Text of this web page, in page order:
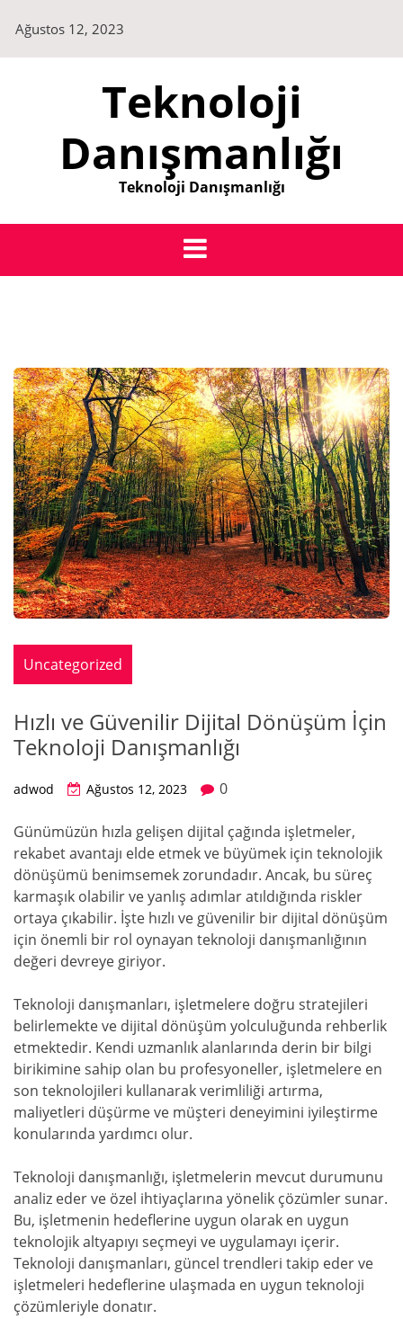
content
Ağustos 12, 2023
Teknoloji
Danışmanlığı
Teknoloji Danışmanlığı
Uncategorized
Hızlı ve Güvenilir Dijital Dönüşüm İçin
Teknoloji Danışmanlığı
adwod Ağustos 12, 2023 0
Günümüzün hızla gelişen dijital çağında işletmeler,
rekabet avantajı elde etmek ve büyümek için teknolojik
dönüşümü benimsemek zorundadır. Ancak, bu süreç
karmaşık olabilir ve yanlış adımlar atıldığında riskler
ortaya çıkabilir. İşte hızlı ve güvenilir bir dijital dönüşüm
için önemli bir rol oynayan teknoloji danışmanlığının
değeri devreye giriyor.
Teknoloji danışmanları, işletmelere doğru stratejileri
belirlemekte ve dijital dönüşüm yolculuğunda rehberlik
etmektedir. Kendi uzmanlık alanlarında derin bir bilgi
birikimine sahip olan bu profesyoneller, işletmelere en
son teknolojileri kullanarak verimliliği artırma,
maliyetleri düşürme ve müşteri deneyimini iyileştirme
konularında yardımcı olur.
Teknoloji danışmanlığı, işletmelerin mevcut durumunu
analiz eder ve özel ihtiyaçlarına yönelik çözümler sunar.
Bu, işletmenin hedeflerine uygun olarak en uygun
teknolojik altyapıyı seçmeyi ve uygulamayı içerir.
Teknoloji danışmanları, güncel trendleri takip eder ve
işletmeleri hedeflerine ulaşmada en uygun teknoloji
çözümleriyle donatır.